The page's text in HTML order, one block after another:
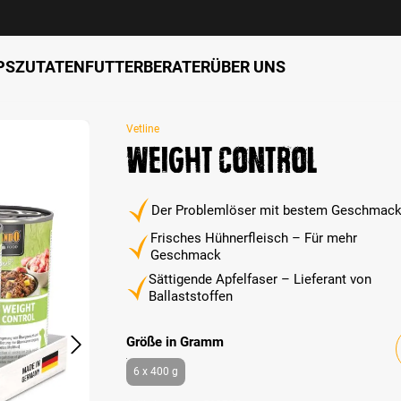
ZUTATENFUTTERBERATERÜBER UNS
Vetline
Weight Control
Der Problemlöser mit bestem Geschmack
Frisches Hühnerfleisch – Für mehr
Geschmack
Sättigende Apfelfaser – Lieferant von
Ballaststoffen
Größe in Grammauswählen
6 x 400 g